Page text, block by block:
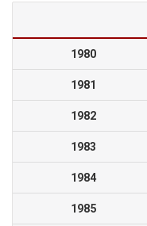
1980
1981
1982
1983
1984
1985